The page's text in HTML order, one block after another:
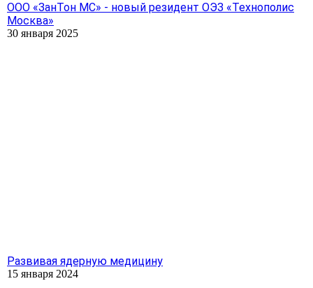
ООО «ЗанТон МС» - новый резидент ОЭЗ «Технополис
Москва»
30 января 2025
Развивая ядерную медицину
15 января 2024